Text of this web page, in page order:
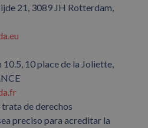
21, 3089 JH Rotterdam,
10 place de la Joliette,
de derechos
preciso para acreditar la